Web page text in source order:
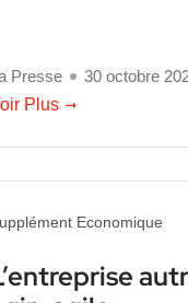
Presse
30 octobre
Plus
Economique